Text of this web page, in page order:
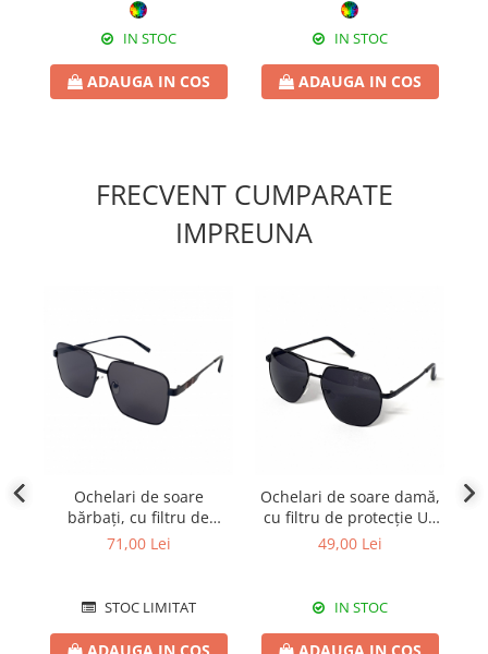
IN STOC
ADAUGA IN COS
IN STOC
ADAUGA IN COS
FRECVENT CUMPARATE
IMPREUNA
Ochelari de soare
bărbați, cu filtru de
protecție UV 400, cu toc
71,00 Lei
STOC LIMITAT
Ochelari de soare damă,
cu filtru de protecție UV
400, cu toc cadou, OSD10
49,00 Lei
IN STOC